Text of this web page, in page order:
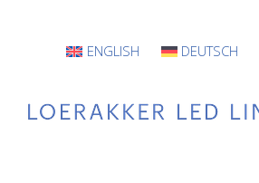
ENGLISH DEUTSCH